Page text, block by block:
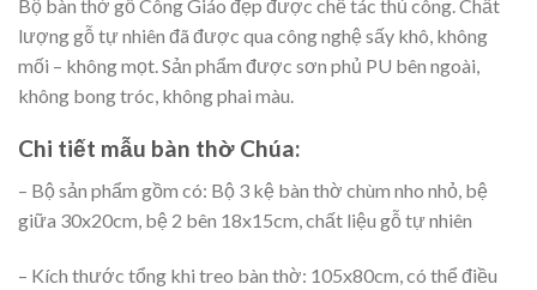
Bộ bàn thờ gỗ Công Giáo đẹp được chế tác thủ công. Chất
lượng gỗ tự nhiên đã được qua công nghệ sấy khô, không
mối – không mọt. Sản phẩm được sơn phủ PU bên ngoài,
không bong tróc, không phai màu.
Chi tiết mẫu bàn thờ Chúa:
– Bộ sản phẩm gồm có: Bộ 3 kệ bàn thờ chùm nho nhỏ, bệ
giữa 30x20cm, bệ 2 bên 18x15cm, chất liệu gỗ tự nhiên
– Kích thước tổng khi treo bàn thờ: 105x80cm, có thể điều